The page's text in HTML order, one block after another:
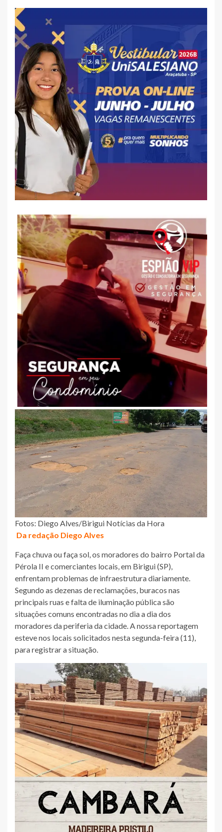
Fotos: Diego Alves/Birigui Notícias da Hora
Da redação Diego Alves
Faça chuva ou faça sol, os moradores do bairro Portal da
Pérola II e comerciantes locais, em Birigui (SP),
enfrentam problemas de infraestrutura diariamente.
Segundo as dezenas de reclamações, buracos nas
principais ruas e falta de iluminação pública são
situações comuns encontradas no dia a dia dos
moradores da periferia da cidade. A nossa reportagem
esteve nos locais solicitados nesta segunda-feira (11),
para registrar a situação.